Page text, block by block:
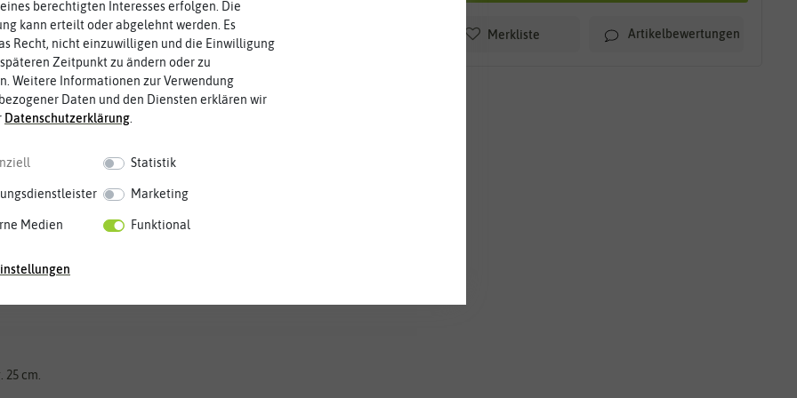
Merkliste Artikelbewertungen
Mai Jul. Aug.
cm.
berechtigten Interesses erfolgen. Die
kann erteilt oder abgelehnt werden. Es
Recht, nicht einzuwilligen und die Einwilligung
Zeitpunkt zu ändern oder zu
Weitere Informationen zur Verwendung
Daten und den Diensten erklären wir
Daten­schutz­erklärung.
Statistik
Marketing
Medien Funktional